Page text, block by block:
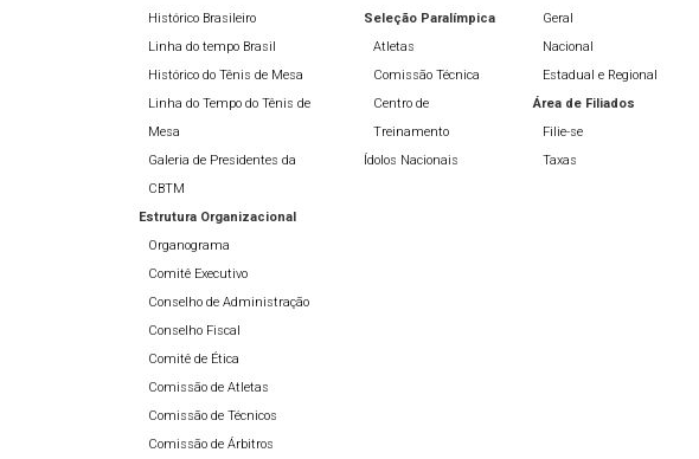
Histórico Brasileiro
Linha do tempo Brasil
Histórico do Tênis de Mesa
Linha do Tempo do Tênis de
Mesa
Galeria de Presidentes da
CBTM
Estrutura Organizacional
Organograma
Comitê Executivo
Conselho de Administração
Conselho Fiscal
Comitê de Ética
Comissão de Atletas
Comissão de Técnicos
Comissão de Árbitros
Seleção Paralímpica
Atletas
Comissão Técnica
Centro de
Treinamento
Ídolos Nacionais
Geral
Nacional
Estadual e Regional
Área de Filiados
Filie-se
Taxas